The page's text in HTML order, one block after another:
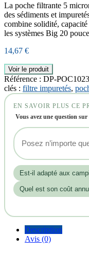
La poche filtrante 5
des sédiments et
combine solidité,
les systèmes Big 20
14,67 €
Voir le produit
Référence : DP-
clés : filtre impuretés,
EN SAVOIR PLUS CE
Vous avez une question
Est‑il adapté aux
Quel est son coût
Description
Avis (0)